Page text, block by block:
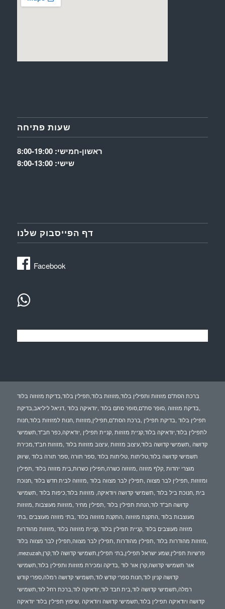
שעות פתיחה
ראשון-חמישי: 8:00-19:00
שישי: 8:00-13:00
דף הפייסבוק שלנו
Facebook
ברכת הסת"ם מזוזות ותפילין בלוד,מזוזות בלוד,תפילין בלוד,בדיקת מזוזוה בלוד
,בדיקת מזוזוה ,סופר סת"ם,סופר סתם בלוד ,יודאיקה בלוד ,דניאל ליליאב,בדיקת
תפילין בלוד ,בדיקת תפילין ,ברכת הסת"ם,תפילין,מזוזות ,חנות למזוזות בלוד,חנות
לתפילין בלוד,יודאיקה בלוד,קניית מזוזות ,קניית תפילין ,יודאיקה,כפר חב"ד,תשמישי
קדושה ,תשמישי קדושה בלוד,עיצוב מזוזות ,עיצוב מזוזות בלוד ,מזוזות חב"ד,מכירת
תשמישי קדושה בלוד,טליתות ,טליתות בלוד ,ספר תורה ,ספר תורה בלוד ,שיווק
מוצרי יהדות ,קלף מזוזה ,מזוזוה כשרה,תפילין כשרות,בית מזוזה בלוד ,תפילין
ומזוזות ,תפילין לבר מצווה ,תפילין לבר מצווה בלוד ,מזוזוה לבית חדש בלוד ,חנוכת
בית ,חנוכת ביל בלוד ,תשמישי קדושה ויודאיקה, מזוזות בלוד,כיפות בלוד ,תשמישי
קדושה חב"ד לוד,הנחת תפילין בלוד ,תפילין מחיר ,מזוזות מעוצבות ,מזוזות
מעוצבות בלוד ,התקנת מזוזוה ,התקנת מזוזוה בלוד ,בתי מזוזה מעוצבים ,בתי
מזוזה מעוצבים בלוד ,קניית תפילין בלוד ,קניית מזוזוה בלוד ,מזוזות מהודרות
,מזוזות מהודרות בלוד ,תפילין מהודרות ,תפילין לבר מצווה,תפילין לבר מצווה בלוד
,mezuzah,פרשיות תפילין,שמע ישראל תפילין,בתי תפילין,תשמישי קדושה לוד,קרן
אור תשמישי קדושה,קרן אור לוד ,בדיקה ומכירת מזוזות ותפילין בלוד,תשמישי
קדושה קניון לוד,חנות ספרי קודש לוד,תשמישי קדושה רמלה,ספרי קודש
רמלה,תשמישי קדושה לוד,בית חבד לוד,יודאיקה לוד,ברכת רחל לוד,תשמישי
קדושה ויודאיקה תפילין בלוד,תשמישי קדושה ויודאיקה ,שיפוץ תפילין בלוד יודאיקה